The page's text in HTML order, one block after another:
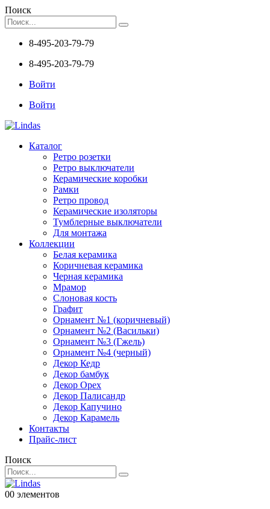
Поиск
8-495-203-79-79
8-495-203-79-79
Войти
Войти
Каталог
Ретро розетки
Ретро выключатели
Керамические коробки
Рамки
Ретро провод
Керамические изоляторы
Тумблерные выключатели
Для монтажа
Коллекции
Белая керамика
Коричневая керамика
Черная керамика
Мрамор
Слоновая кость
Графит
Орнамент №1 (коричневый)
Орнамент №2 (Васильки)
Орнамент №3 (Гжель)
Орнамент №4 (черный)
Декор Кедр
Декор бамбук
Декор Орех
Декор Палисандр
Декор Капучино
Декор Карамель
Контакты
Прайс-лист
Поиск
00 элементов